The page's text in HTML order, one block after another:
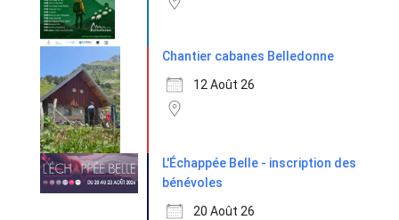
Chantier cabanes Belledonne
12 Août 26
L'Échappée Belle - inscription des
bénévoles
20 Août 26